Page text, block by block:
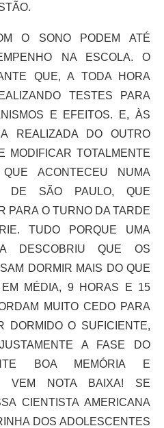
O SONO PODEM ATÉ
NA ESCOLA. O
QUE, A TODA HORA
TESTES PARA
E EFEITOS. E, ÀS
REALIZADA DO OUTRO
MODIFICAR TOTALMENTE
ACONTECEU NUMA
DE SÃO PAULO, QUE
PARA O TURNO DA TARDE
TUDO PORQUE UMA
DESCOBRIU QUE OS
DORMIR MAIS DO QUE
MÉDIA, 9 HORAS E 15
MUITO CEDO PARA
DORMIDO O SUFICIENTE,
A FASE DO
BOA MEMÓRIA E
VEM NOTA BAIXA! SE
CIENTISTA AMERICANA
DOS ADOLESCENTES